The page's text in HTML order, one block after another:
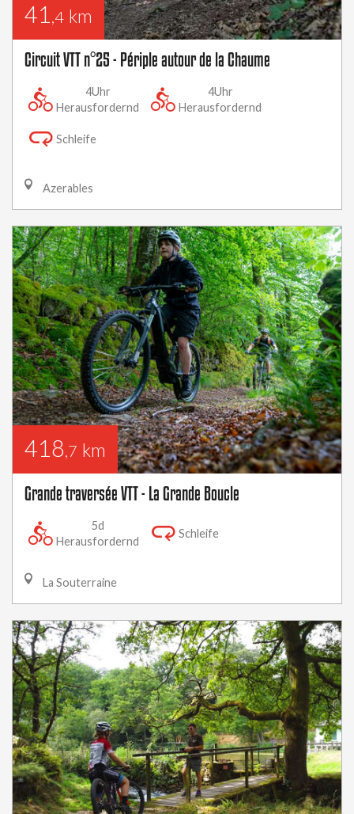
41 ,4 km
Circuit VTT n°25 - Périple autour de la Chaume
4Uhr
Herausfordernd
4Uhr
Herausfordernd
Schleife
Azerables
418,7 km
Grande traversée VTT - La Grande Boucle
5d
Herausfordernd
Schleife
La Souterraine